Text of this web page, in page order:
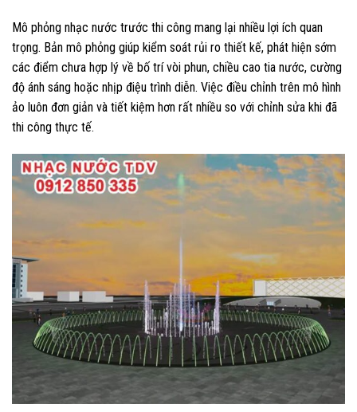
Mô phỏng nhạc nước trước thi công mang lại nhiều lợi ích quan
trọng. Bản mô phỏng giúp kiểm soát rủi ro thiết kế, phát hiện sớm
các điểm chưa hợp lý về bố trí vòi phun, chiều cao tia nước, cường
độ ánh sáng hoặc nhịp điệu trình diễn. Việc điều chỉnh trên mô hình
ảo luôn đơn giản và tiết kiệm hơn rất nhiều so với chỉnh sửa khi đã
thi công thực tế.